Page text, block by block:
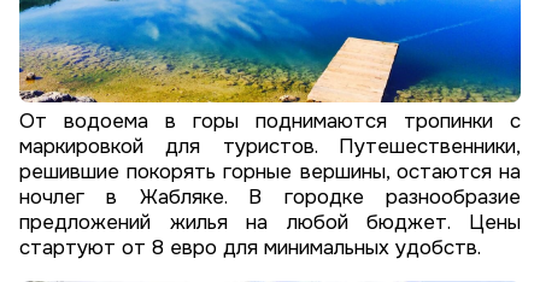
От водоема в горы поднимаются тропинки с
маркировкой для туристов. Путешественники,
решившие покорять горные вершины, остаются на
ночлег в Жабляке. В городке разнообразие
предложений жилья на любой бюджет. Цены
стартуют от 8 евро для минимальных удобств.